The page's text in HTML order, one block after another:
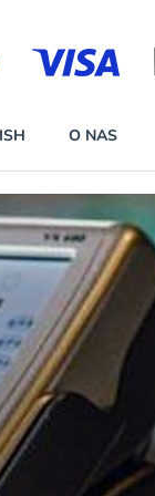
Go dla
i Plus – z
O NAS